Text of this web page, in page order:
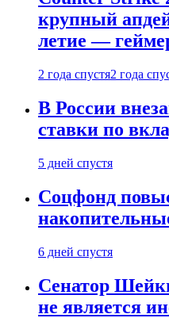
крупный
летие —
2 года спустя2 года
В России
ставки по
5 дней спустя
Соцфонд
6 дней спустя
Сенатор
не является